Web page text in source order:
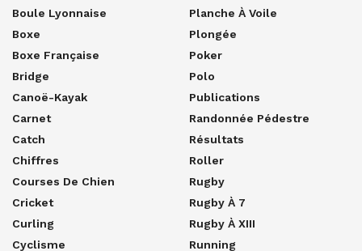
Boule Lyonnaise
Boxe
Boxe Française
Bridge
Canoë-Kayak
Carnet
Catch
Chiffres
Courses De Chien
Cricket
Curling
Cyclisme
Planche À Voile
Plongée
Poker
Polo
Publications
Randonnée Pédestre
Résultats
Roller
Rugby
Rugby À 7
Rugby À XIII
Running